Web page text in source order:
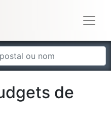
de